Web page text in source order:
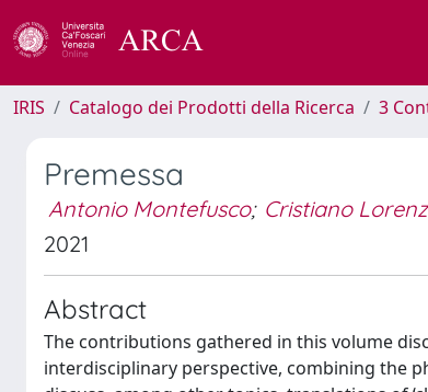
IRIS Catalogo dei Prodotti della Ricerca 3
Premessa
Antonio Montefusco; Cristiano
2021
Abstract
The contributions gathered in this volume
interdisciplinary perspective, combining the